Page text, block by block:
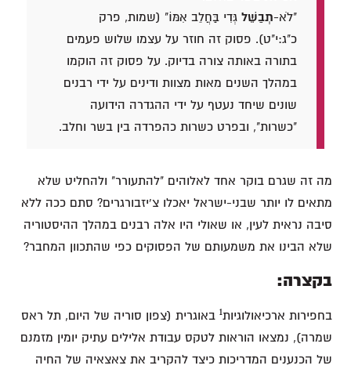
"לֹא-תְבַשֵּׁל גְּדִי בַּחֲלֵב אִמּוֹ" (שמות, פרק
כ"ג:י"ט). פסוק זה חוזר על עצמו שלוש פעמים
בתורה באותה צורה בדיוק. על פסוק זה הוקמו
במהלך השנים מאות מצוות ודינים על ידי רבנים
שונים שיחד נעטף על ידי ההגדרה הידועה
"כשרות", ובפרט כשרות כהפרדה בין בשר וחלב.
מה זה שגרם בוקר אחד לאלוהים "להתעורר" ולהחליט שלא
מתאים לו יותר שבני-ישראל יאכלו צ'יזבורגרים? סתם ככה ללא
סיבה נראית לעין, או שאולי היו אלה רבנים במהלך ההיסטוריה
שלא הבינו את משמעותם של הפסוקים כפי שהתכוון המחבר?
בקצרה:
בחפירות ארכיאולוגיות1 באוגרית (צפון סוריה של היום, תל ראס
שמרה), נמצאו הוראות לטקס עבודת אלילים עתיק יומין מזמנם
של הכנענים המדריכות כיצד להקריב את צאצאיה של החיה